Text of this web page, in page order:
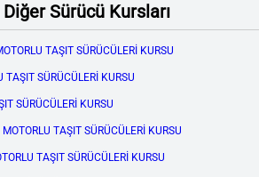
Sürücü Kursları
TAŞIT SÜRÜCÜLERİ KURSU
TAŞIT SÜRÜCÜLERİ KURSU
SÜRÜCÜLERİ KURSU
TAŞIT SÜRÜCÜLERİ KURSU
TAŞIT SÜRÜCÜLERİ KURSU